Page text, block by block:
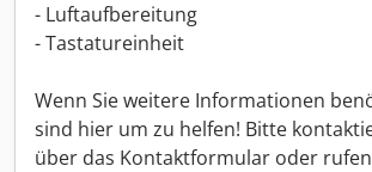
- Luftaufbereitung
- Tastatureinheit
Wenn Sie weitere Informationen
sind hier um zu helfen! Bitte
über das Kontaktformular oder rufen